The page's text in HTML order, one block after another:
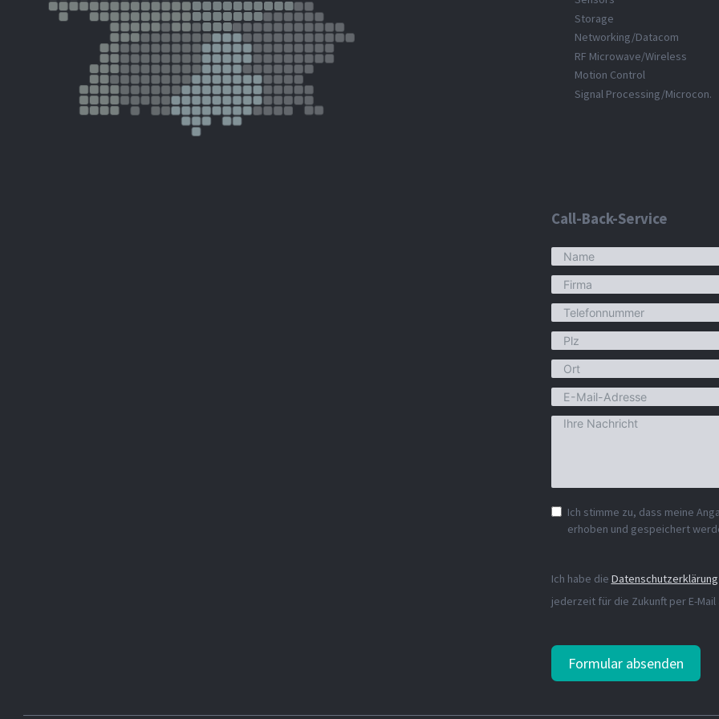
Storage
Networking/Datacom
RF Microwave/Wireless
Motion Control
Signal Processing/Microcon.
Call-Back-Service
Ich stimme zu, dass meine
erhoben und gespeichert
Ich habe die Datenschutzerklärung
jederzeit für die Zukunft per E-Mail
Formular absenden